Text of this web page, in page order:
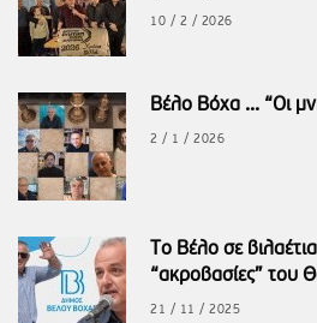
10 / 2 / 2026
Βέλο Βόχα ... “Οι
2 / 1 / 2026
Το Βέλο σε
“ακροβασίες” του
21 / 11 / 2025